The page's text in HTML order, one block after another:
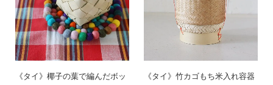
《タイ》椰子の葉で編んだボッ
《タイ》竹カゴもち米入れ容器